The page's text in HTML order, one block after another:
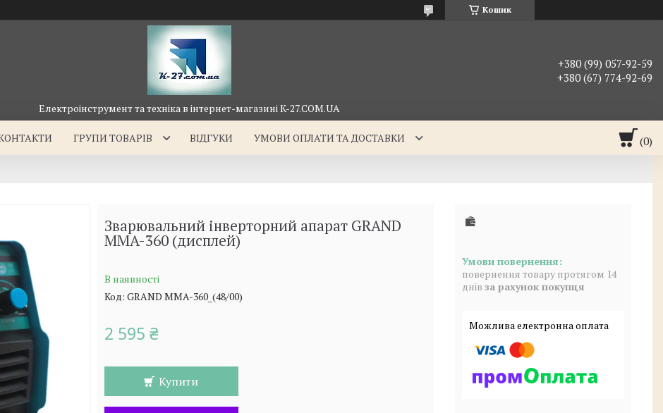
Кошик
Електроінструмент та техніка в інтернет-магазині K-27.COM.UA
+380 (99) 057-92-59
+380 (67) 774-92-69
ГРУПИ ТОВАРІВ ВІДГУКИ УМОВИ ОПЛАТИ ТА ДОСТАВКИ
Зварювальний інверторний апарат GRAND
MMA-360 (дисплей)
В наявності
Код: GRAND MMA-360_(48/00)
2 595 ₴
Купити
повернення товару протягом 14
днів за рахунок покупця